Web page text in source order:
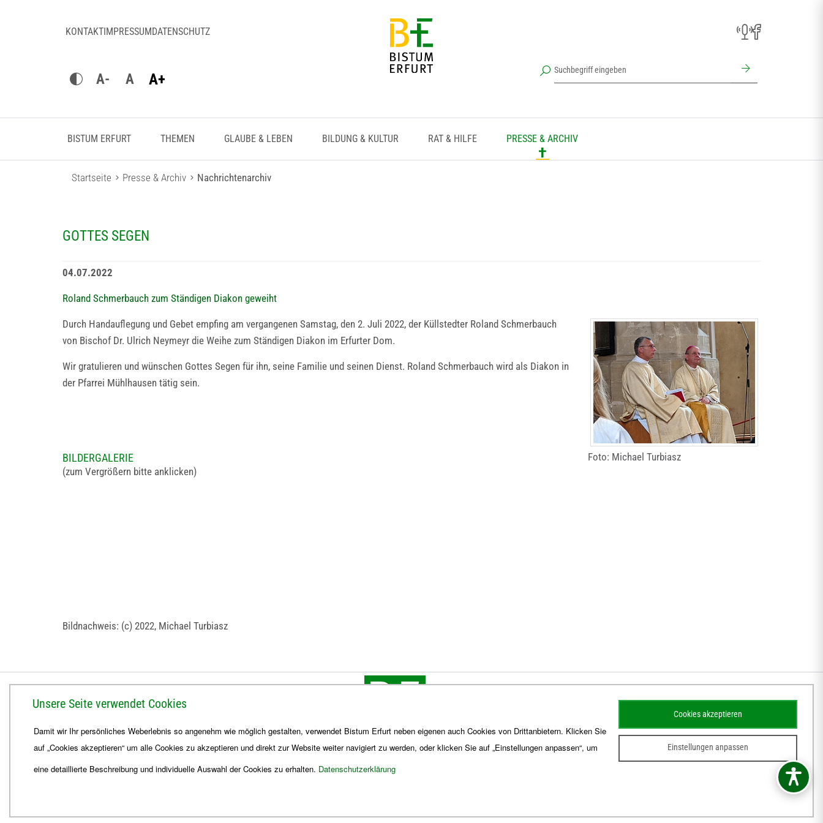
KONTAKTIMPRESSUMDATENSCHUTZ
A- A A+
BISTUM ERFURT THEMEN GLAUBE & LEBEN BILDUNG & KULTUR RAT & HILFE PRESSE & ARCHIV
Startseite Presse & Archiv Nachrichtenarchiv
GOTTES SEGEN
04.07.2022
Roland Schmerbauch zum Ständigen Diakon geweiht
Foto: Michael Turbiasz
Durch Handauflegung und Gebet empfing am vergangenen Samstag, den 2. Juli 2022, der Küllstedter Roland Schmerbauch
von Bischof Dr. Ulrich Neymeyr die Weihe zum Ständigen Diakon im Erfurter Dom.
Wir gratulieren und wünschen Gottes Segen für ihn, seine Familie und seinen Dienst. Roland Schmerbauch wird als Diakon in
der Pfarrei Mühlhausen tätig sein.
BILDERGALERIE
(zum Vergrößern bitte anklicken)
Bildnachweis: (c) 2022, Michael Turbiasz
BISTUM ERFURT
Bischöfliches Ordinariat
Herrmannsplatz 9, 99084 Erfurt
Unsere Seite verwendet Cookies
Damit wir Ihr persönliches Weberlebnis so angenehm wie möglich gestalten, verwendet Bistum Erfurt neben eigenen auch Cookies von Drittanbietern. Klicken Sie
auf „Cookies akzeptieren“ um alle Cookies zu akzeptieren und direkt zur Website weiter navigiert zu werden, oder klicken Sie auf „Einstellungen anpassen“, um
eine detaillierte Beschreibung und individuelle Auswahl der Cookies zu erhalten. Datenschutzerklärung
Einstellungen anpassen
Cookies akzeptieren